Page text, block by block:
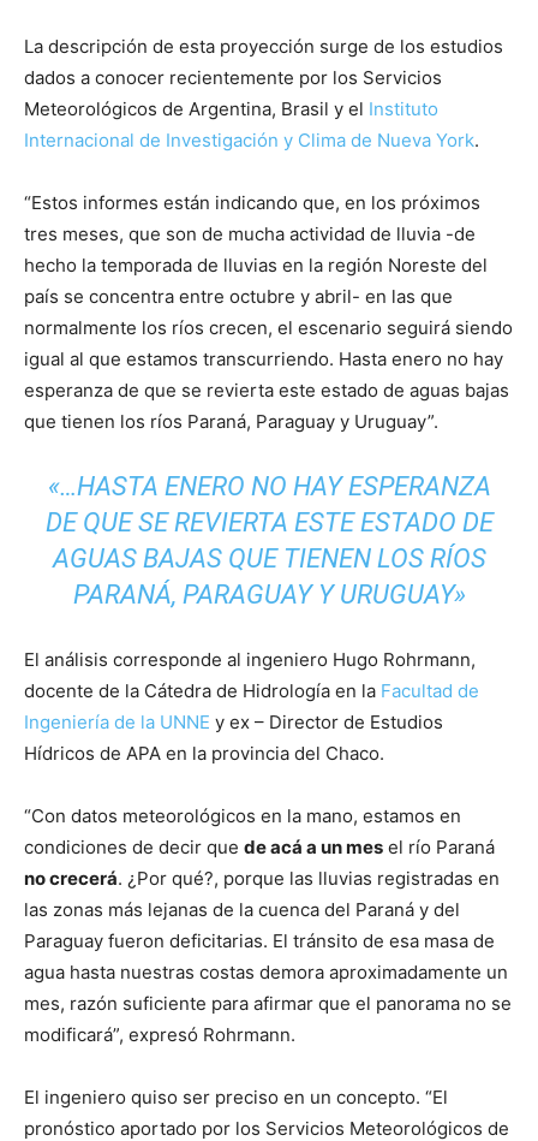
La descripción de esta proyección surge de los estudios
dados a conocer recientemente por los Servicios
Meteorológicos de Argentina, Brasil y el Instituto
Internacional de Investigación y Clima de Nueva York.
“Estos informes están indicando que, en los próximos
tres meses, que son de mucha actividad de lluvia -de
hecho la temporada de lluvias en la región Noreste del
país se concentra entre octubre y abril- en las que
normalmente los ríos crecen, el escenario seguirá siendo
igual al que estamos transcurriendo. Hasta enero no hay
esperanza de que se revierta este estado de aguas bajas
que tienen los ríos Paraná, Paraguay y Uruguay”.
«…HASTA ENERO NO HAY ESPERANZA
DE QUE SE REVIERTA ESTE ESTADO DE
AGUAS BAJAS QUE TIENEN LOS RÍOS
PARANÁ, PARAGUAY Y URUGUAY»
El análisis corresponde al ingeniero Hugo Rohrmann,
docente de la Cátedra de Hidrología en la Facultad de
Ingeniería de la UNNE y ex – Director de Estudios
Hídricos de APA en la provincia del Chaco.
“Con datos meteorológicos en la mano, estamos en
condiciones de decir que de acá a un mes el río Paraná
no crecerá. ¿Por qué?, porque las lluvias registradas en
las zonas más lejanas de la cuenca del Paraná y del
Paraguay fueron deficitarias. El tránsito de esa masa de
agua hasta nuestras costas demora aproximadamente un
mes, razón suficiente para afirmar que el panorama no se
modificará”, expresó Rohrmann.
El ingeniero quiso ser preciso en un concepto. “El
pronóstico aportado por los Servicios Meteorológicos de